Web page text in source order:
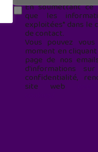
En soumettant ce
que les
exploitées* dans le
de contact.
Vous pouvez
moment en
page de nos
d'informations
confidentialité,
site web